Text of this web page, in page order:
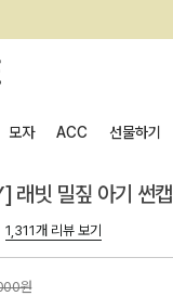
모자 ACC 선물하기
래빗 밀짚 아기 썬캡
1,311개 리뷰 보기
원